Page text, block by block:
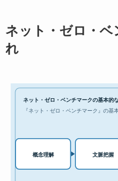
ネット・ゼロ・ベ
れ
ネット・ゼロ・ベンチマークの基本的
『ネット・ゼロ・ベンチマーク』の基
概念理解 文脈把握